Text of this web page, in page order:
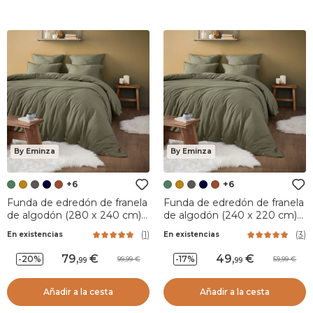
By Eminza
+6
Funda de edredón de franela
de algodón (280 x 240 cm)
En existencias (1)
-20% 79,99 99,99
Añadir a la cesta
By Eminza
+6
Funda de edredón de franela
de algodón (240 x 220 cm)
En existencias (3)
-17% 49,99 59,99
Añadir a la cesta